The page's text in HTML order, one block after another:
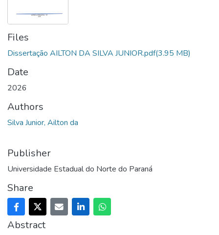
Files
Dissertação AILTON DA SILVA JUNIOR.pdf(3.95 MB)
Date
2026
Authors
Silva Junior, Ailton da
Publisher
Universidade Estadual do Norte do Paraná
Share
Abstract